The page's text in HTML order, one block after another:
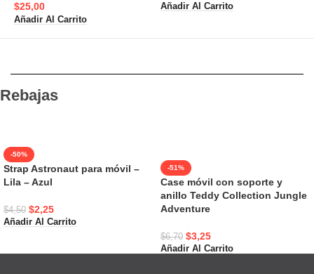
$25,00
Añadir Al Carrito
Añadir Al Carrito
Rebajas
-50%
Strap Astronaut para móvil –
Lila – Azul
$4,50 $2,25
Añadir Al Carrito
-51%
Case móvil con soporte y
anillo Teddy Collection Jungle
Adventure
$6,70 $3,25
Añadir Al Carrito